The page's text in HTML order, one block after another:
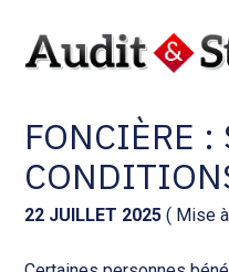
Aller
Comptabilité et conseil
Social et ressources
Assistance juridique
Gestion des
Tenue de votre
ACD
Facturation et
FONCIÈRE :
22 JUILLET 2025 ( Mise